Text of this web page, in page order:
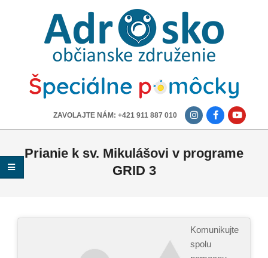
ADROSKO
OBČIANSKE
ZDRUŽENIE
ZAVOLAJTE NÁM: +421 911 887 010
Prianie k sv. Mikulášovi v programe
GRID 3
Komunikujte
spolu